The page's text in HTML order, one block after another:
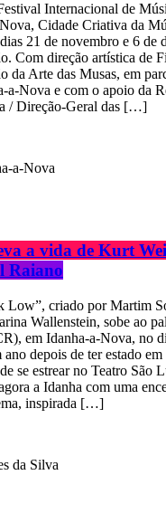
Internacional de
Cidade Criativa da
21 de novembro e 6 de
Com direção artística de
da Arte das Musas, em
a-Nova e com o apoio da
/ Direção-Geral das […]
a vida de Kurt
Raiano
Low”, criado por Martim
Wallenstein, sobe ao
em Idanha-a-Nova, no
depois de ter estado
se estrear no Teatro São
a Idanha com uma
inspirada […]